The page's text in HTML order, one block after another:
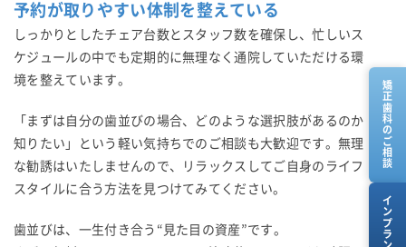
予約が取りやすい体制を整えている
しっかりとしたチェア台数とスタッフ数を確保し、忙しいス
ケジュールの中でも定期的に無理なく通院していただける環
境を整えています。
「まずは自分の歯並びの場合、どのような選択肢があるのか
知りたい」という軽い気持ちでのご相談も大歓迎です。無理
な勧誘はいたしませんので、リラックスしてご自身のライフ
スタイルに合う方法を見つけてみてください。
歯並びは、一生付き合う“見た目の資産”です。
矯正歯科のご相談